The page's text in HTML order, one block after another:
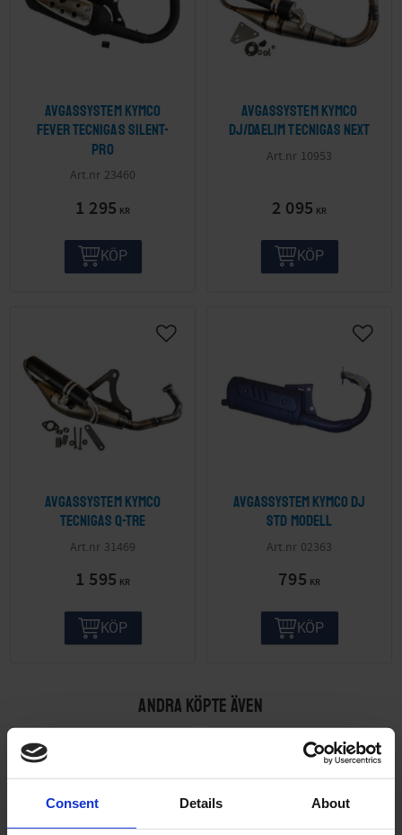
Consent Details About
Avgassystem Kymco
Fever Tecnigas Silent-
Pro
23460
1 295 KR
KÖP
Avgassystem Kymco
DJ/Daelim Tecnigas Next
10953
2 095 KR
KÖP
Avgassystem Kymco
Tecnigas Q-TRE
31469
1 595 KR
KÖP
Avgassystem Kymco Dj
Std modell
02363
795 KR
KÖP
ANDRA KÖPTE ÄVEN